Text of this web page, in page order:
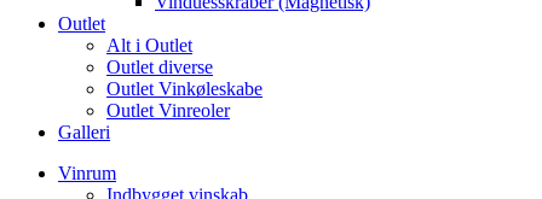
Outlet
Alt i Outlet
Outlet diverse
Outlet Vinkøleskabe
Outlet Vinreoler
Galleri
Vinrum